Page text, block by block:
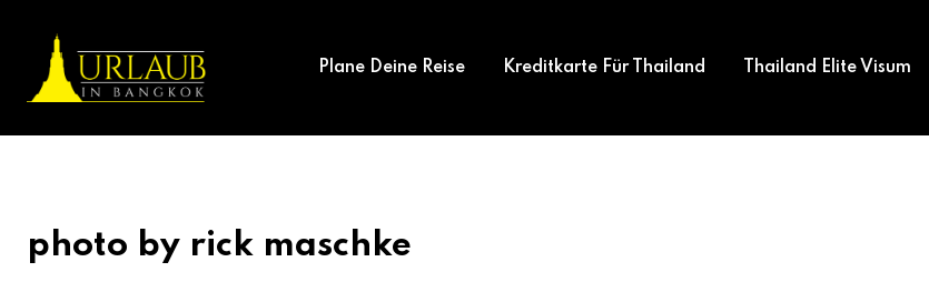
content
Plane Deine Reise Kreditkarte Für Thailand Thailand Elite Visum
photo by rick maschke